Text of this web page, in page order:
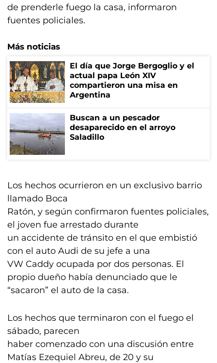
de prenderle fuego la casa, informaron
fuentes policiales.
Más noticias
El día que Jorge Bergoglio y el
actual papa León XIV
compartieron una misa en
Argentina
Buscan a un pescador
desaparecido en el arroyo
Saladillo
Los hechos ocurrieron en un exclusivo barrio
llamado Boca
Ratón, y según confirmaron fuentes policiales,
el joven fue arrestado durante
un accidente de tránsito en el que embistió
con el auto Audi de su jefe a una
VW Caddy ocupada por dos personas. El
propio dueño había denunciado que le
“sacaron” el auto de la casa.
Los hechos que terminaron con el fuego el
sábado, parecen
haber comenzado con una discusión entre
Matías Ezequiel Abreu, de 20 y su